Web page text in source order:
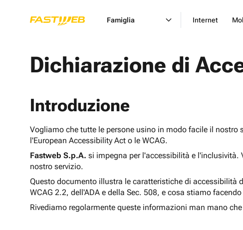
Famiglia Internet
Dichiarazione di
Introduzione
Vogliamo che tutte le persone usino in modo facile il
l'European Accessibility Act o le WCAG.
Fastweb S.p.A. si impegna per l'accessibilità e l'inclusività.
nostro servizio.
Questo documento illustra le caratteristiche di accessibilità
WCAG 2.2, dell'ADA e della Sec. 508, e cosa stiamo
Rivediamo regolarmente queste informazioni man mano